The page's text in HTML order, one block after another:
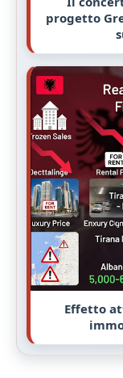
progetto
Effetto